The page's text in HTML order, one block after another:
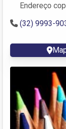
Endereço
(32) 9993-